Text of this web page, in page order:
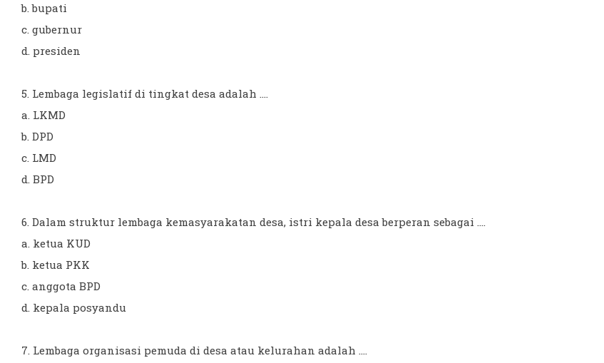
b. bupati
c. gubernur
d. presiden
5. Lembaga legislatif di tingkat desa adalah ....
a. LKMD
b. DPD
c. LMD
d. BPD
6. Dalam struktur lembaga kemasyarakatan desa, istri kepala desa berperan sebagai ....
a. ketua KUD
b. ketua PKK
c. anggota BPD
d. kepala posyandu
7. Lembaga organisasi pemuda di desa atau kelurahan adalah ....